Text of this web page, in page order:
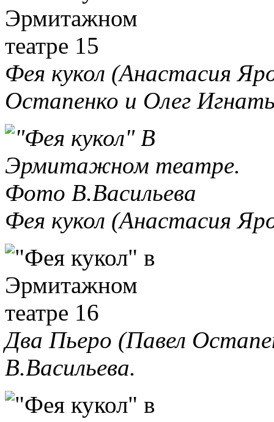
Фея кукол (Анастасия
Остапенко и Олег
Фея кукол (Анастасия
Два Пьеро (Павел
В.Васильева.